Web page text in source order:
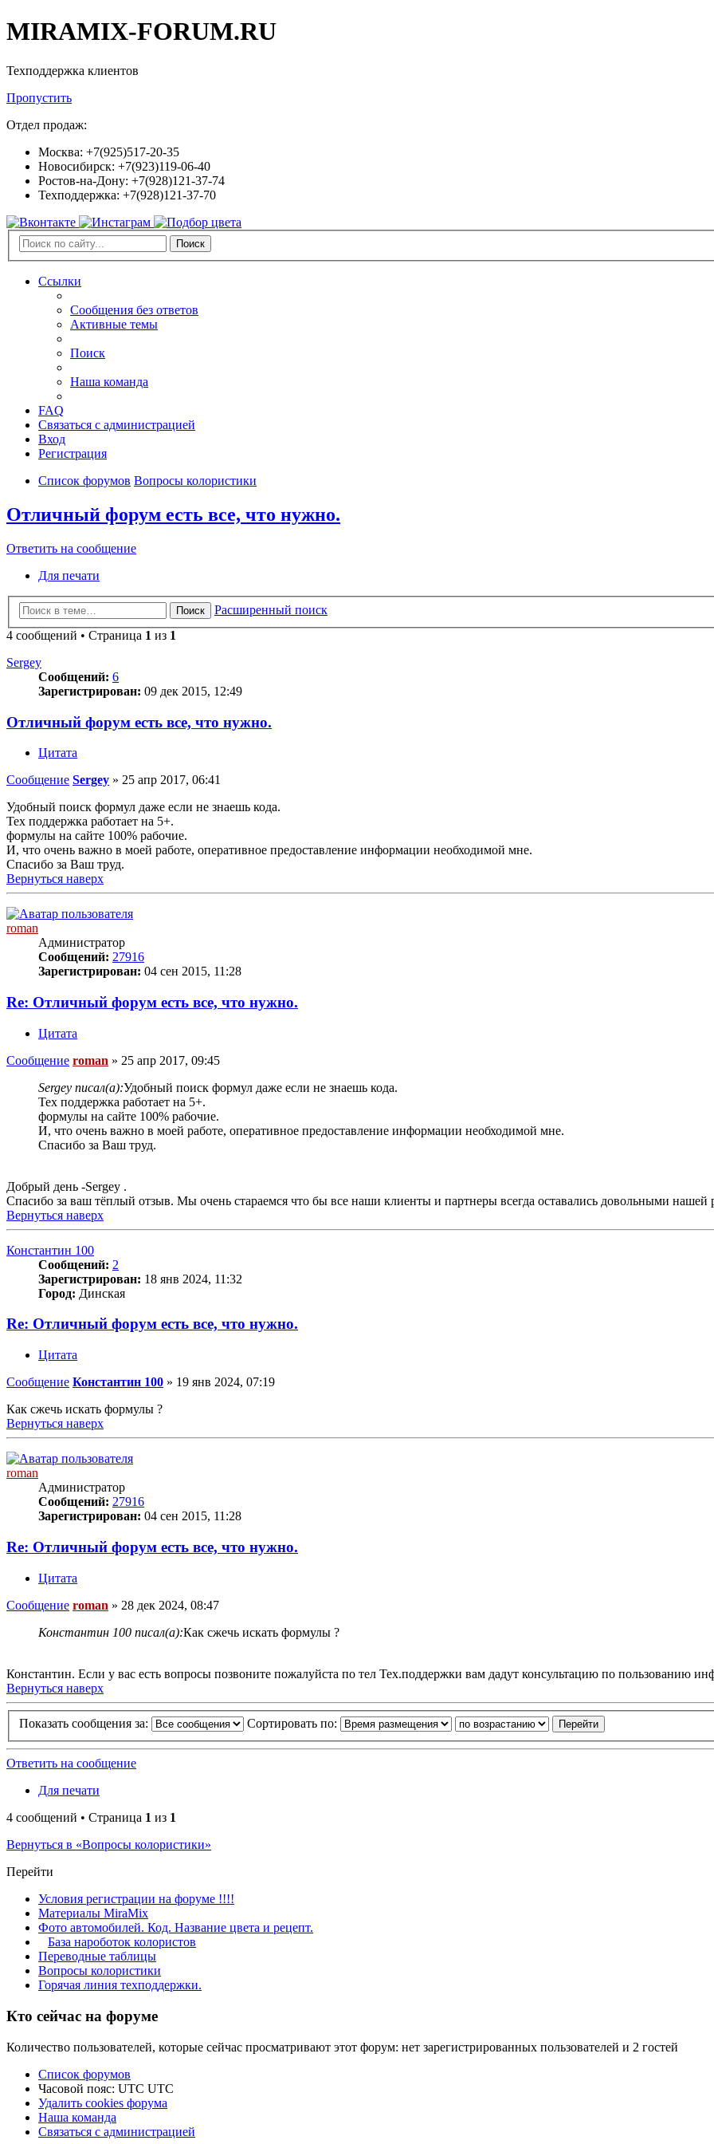
MIRAMIX-FORUM.RU
Техподдержка клиентов
Пропустить
Отдел продаж:
Москва: +7(925)517-20-35
Новосибирск: +7(923)119-06-40
Ростов-на-Дону: +7(928)121-37-74
Техподдержка: +7(928)121-37-70
Поиск
Ссылки
Сообщения без ответов
Активные темы
Поиск
Наша команда
FAQ
Связаться с администрацией
Вход
Регистрация
Список форумов Вопросы колористики
Отличный форум есть все, что нужно.
Ответить на сообщение
Для печати
Поиск
Расширенный поиск
4 сообщений • Страница 1 из 1
Sergey
Сообщений: 6
Зарегистрирован: 09 дек 2015, 12:49
Отличный форум есть все, что нужно.
Цитата
Сообщение Sergey » 25 апр 2017, 06:41
Удобный поиск формул даже если не знаешь кода.
Тех поддержка работает на 5+.
формулы на сайте 100% рабочие.
И, что очень важно в моей работе, оперативное предоставление информации необходимой мне.
Спасибо за Ваш труд.
Вернуться наверх
roman
Администратор
Сообщений: 27916
Зарегистрирован: 04 сен 2015, 11:28
Re: Отличный форум есть все, что нужно.
Цитата
Сообщение roman » 25 апр 2017, 09:45
Sergey писал(а):Удобный поиск формул даже если не знаешь кода.
Тех поддержка работает на 5+.
формулы на сайте 100% рабочие.
И, что очень важно в моей работе, оперативное предоставление информации необходимой мне.
Спасибо за Ваш труд.
Добрый день -Sergey .
Спасибо за ваш тёплый отзыв. Мы очень стараемся что бы все наши клиенты и партнеры всегда оставались довольными нашей
Вернуться наверх
Константин 100
Сообщений: 2
Зарегистрирован: 18 янв 2024, 11:32
Город: Динская
Re: Отличный форум есть все, что нужно.
Цитата
Сообщение Константин 100 » 19 янв 2024, 07:19
Как сжечь искать формулы ?
Вернуться наверх
roman
Администратор
Сообщений: 27916
Зарегистрирован: 04 сен 2015, 11:28
Re: Отличный форум есть все, что нужно.
Цитата
Сообщение roman » 28 дек 2024, 08:47
Константин 100 писал(а):Как сжечь искать формулы ?
Константин. Если у вас есть вопросы позвоните пожалуйста по тел Тех.поддержки вам дадут консультацию по пользованию
Вернуться наверх
Показать сообщения за: Сортировать по:
Ответить на сообщение
Для печати
4 сообщений • Страница 1 из 1
Вернуться в «Вопросы колористики»
Перейти
Условия регистрации на форуме !!!!
Материалы MiraMix
Фото автомобилей. Код. Название цвета и рецепт.
База нароботок колористов
Переводные таблицы
Вопросы колористики
Горячая линия техподдержки.
Кто сейчас на форуме
Количество пользователей, которые сейчас просматривают этот форум: нет зарегистрированных пользователей и 2 гостей
Список форумов
Часовой пояс: UTC UTC
Удалить cookies форума
Наша команда
Связаться с администрацией